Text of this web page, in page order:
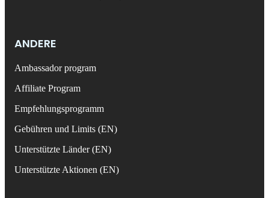
ANDERE
Ambassador program
Affiliate Program
Empfehlungsprogramm
Gebühren und Limits (EN)
Unterstützte Länder (EN)
Unterstützte Aktionen (EN)